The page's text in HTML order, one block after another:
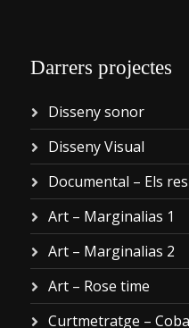
Darrers projectes
Disseny sonor
Disseny Visual
Documental – Els
Art – Marginalias 1
Art – Marginalias 2
Art – Rose time
Curtmetratge –